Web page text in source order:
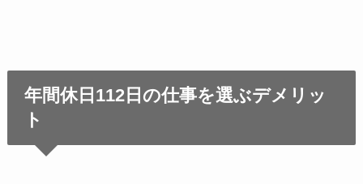
年間休日112日の仕事を選ぶデメリッ
ト